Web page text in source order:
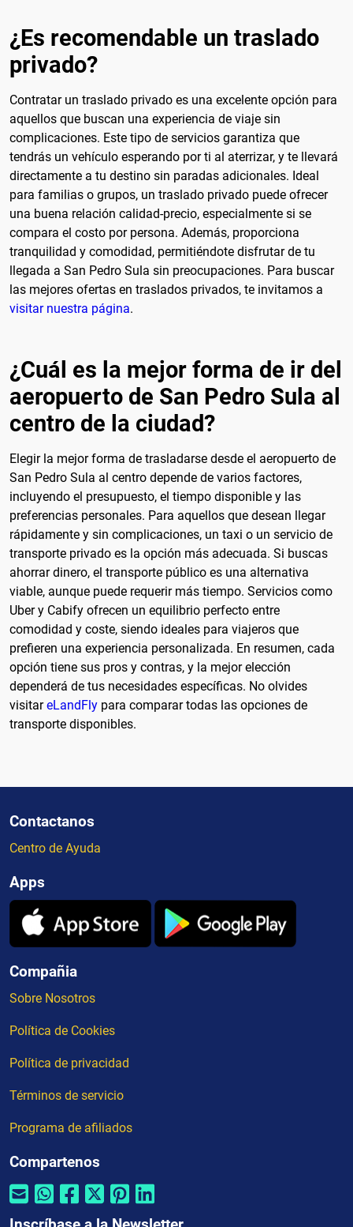
¿Es recomendable un traslado
privado?
Contratar un traslado privado es una excelente opción para
aquellos que buscan una experiencia de viaje sin
complicaciones. Este tipo de servicios garantiza que
tendrás un vehículo esperando por ti al aterrizar, y te llevará
directamente a tu destino sin paradas adicionales. Ideal
para familias o grupos, un traslado privado puede ofrecer
una buena relación calidad-precio, especialmente si se
compara el costo por persona. Además, proporciona
tranquilidad y comodidad, permitiéndote disfrutar de tu
llegada a San Pedro Sula sin preocupaciones. Para buscar
las mejores ofertas en traslados privados, te invitamos a
visitar nuestra página.
¿Cuál es la mejor forma de ir del
aeropuerto de San Pedro Sula al
centro de la ciudad?
Elegir la mejor forma de trasladarse desde el aeropuerto de
San Pedro Sula al centro depende de varios factores,
incluyendo el presupuesto, el tiempo disponible y las
preferencias personales. Para aquellos que desean llegar
rápidamente y sin complicaciones, un taxi o un servicio de
transporte privado es la opción más adecuada. Si buscas
ahorrar dinero, el transporte público es una alternativa
viable, aunque puede requerir más tiempo. Servicios como
Uber y Cabify ofrecen un equilibrio perfecto entre
comodidad y coste, siendo ideales para viajeros que
prefieren una experiencia personalizada. En resumen, cada
opción tiene sus pros y contras, y la mejor elección
dependerá de tus necesidades específicas. No olvides
visitareLandFly para comparar todas las opciones de
transporte disponibles.
Contactanos
Centro de Ayuda
Apps
Compañia
Sobre Nosotros
Política de Cookies
Política de privacidad
Términos de servicio
Programa de afiliados
Compartenos